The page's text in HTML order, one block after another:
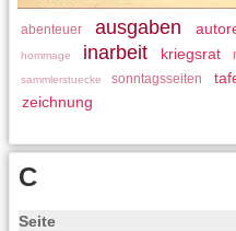
abenteuer ausgaben
hommage inarbeit kriegsrat
sammlerstuecke sonntagsseiten
zeichnung
C
Seite